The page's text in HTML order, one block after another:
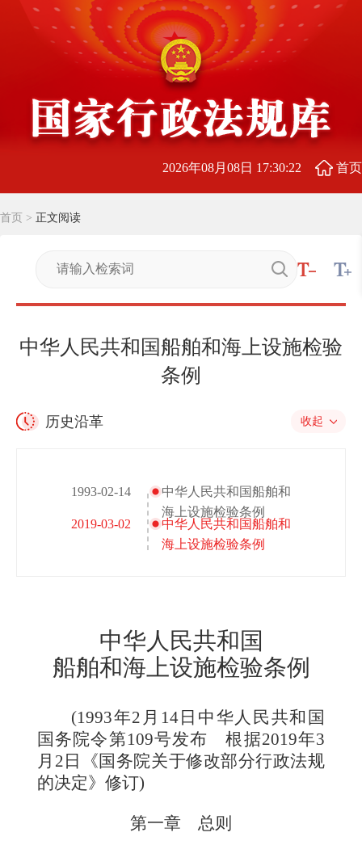
2026年08月08日 17:30:23 首页
首页 > 正文阅读
中华人民共和国船舶和海上设施检验
条例
历史沿革 收起
1993-02-14
2019-03-02
中华人民共和国船舶和
海上设施检验条例
中华人民共和国船舶和
海上设施检验条例
中华人民共和国
船舶和海上设施检验条例
(1993年2月14日中华人民共和国
国务院令第109号发布 根据2019年3
月2日《国务院关于修改部分行政法规
的决定》修订)
第一章 总则